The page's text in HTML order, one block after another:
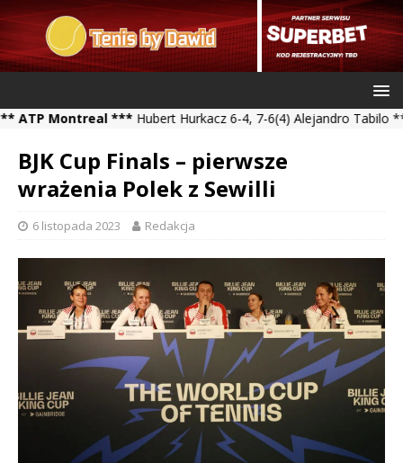
Montreal ***Hubert Hurkacz 6-4, 7-6(4) Alejandro Tabilo ***
BJK Cup Finals – pierwsze
wrażenia Polek z Sewilli
6 listopada 2023 Redakcja